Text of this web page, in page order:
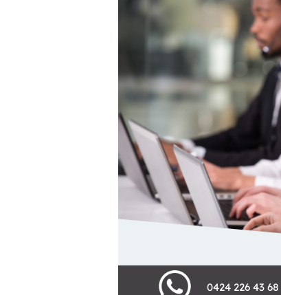
0424 226 43 68